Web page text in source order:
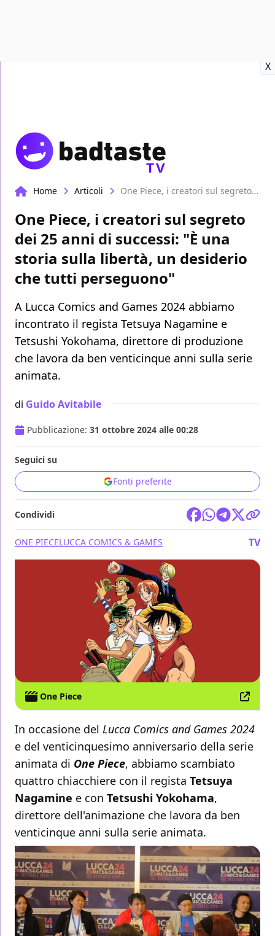
X
TV
Home Articoli One Piece, i creatori sul segreto dei 25 anni di successi: "È una storia sulla libertà, un desiderio che tutti perseguono"
One Piece, i creatori sul segreto
dei 25 anni di successi: "È una
storia sulla libertà, un desiderio
che tutti perseguono"
A Lucca Comics and Games 2024 abbiamo
incontrato il regista Tetsuya Nagamine e
Tetsushi Yokohama, direttore di produzione
che lavora da ben venticinque anni sulla serie
animata.
di Guido Avitabile
Pubblicazione: 31 ottobre 2024 alle 00:28
Seguici su
Fonti preferite
Condividi
ONE PIECELUCCA COMICS & GAMES TV
One Piece
In occasione del Lucca Comics and Games 2024
e del venticinquesimo anniversario della serie
animata di One Piece, abbiamo scambiato
quattro chiacchiere con il regista Tetsuya
Nagamine e con Tetsushi Yokohama,
direttore dell'animazione che lavora da ben
venticinque anni sulla serie animata.